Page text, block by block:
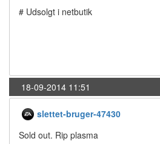
# Udsolgt i netbutik
18-09-2014 11:51
slettet-bruger-47430
Sold out. Rip plasma